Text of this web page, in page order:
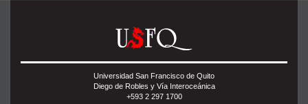
Universidad San Francisco de Quito
Diego de Robles y Vía Interoceánica
+593 2 297 1700